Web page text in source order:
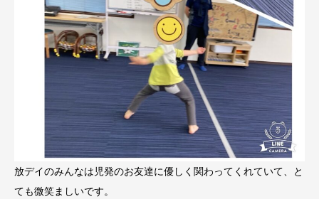
放デイのみんなは児発のお友達に優しく関わってくれていて、と
ても微笑ましいです。